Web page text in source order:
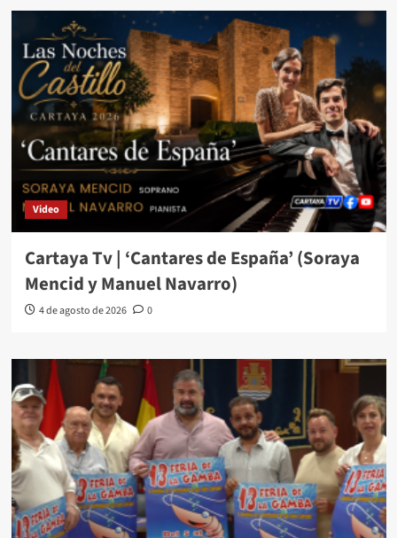
Video
Cartaya Tv | ‘Cantares de España’ (Soraya
Mencid y Manuel Navarro)
4 de agosto de 2026 0